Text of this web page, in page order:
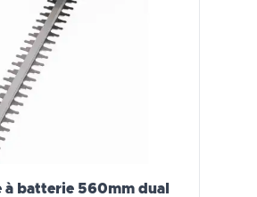
à batterie 560mm dual